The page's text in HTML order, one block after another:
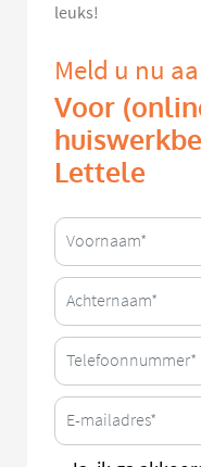
leuks!
Meld u nu
Voor
Lettele